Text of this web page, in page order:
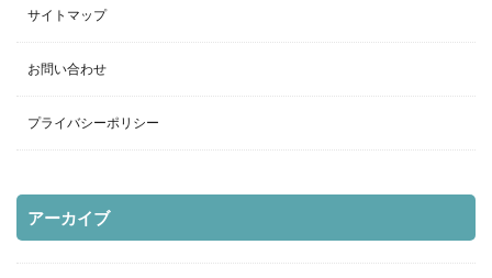
サイトマップ
お問い合わせ
プライバシーポリシー
アーカイブ